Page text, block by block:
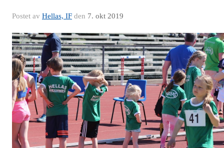
Postet av Hellas, IF den 7. okt 2019